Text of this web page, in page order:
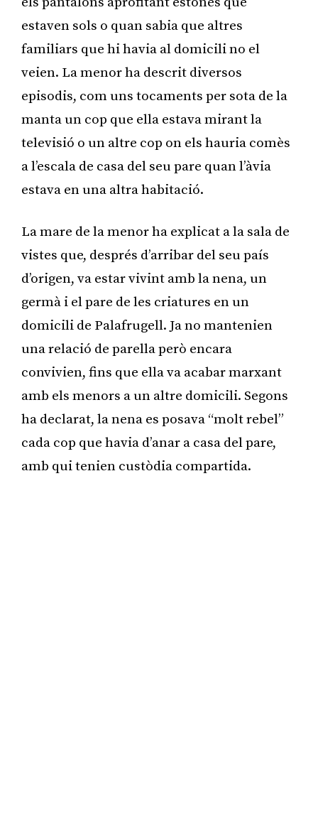
estaven sols o quan sabia que altres
familiars que hi havia al domicili no el
veien. La menor ha descrit diversos
episodis, com uns tocaments per sota de la
manta un cop que ella estava mirant la
televisió o un altre cop on els hauria comès
a l’escala de casa del seu pare quan l’àvia
estava en una altra habitació.
La mare de la menor ha explicat a la sala de
vistes que, després d’arribar del seu país
d’origen, va estar vivint amb la nena, un
germà i el pare de les criatures en un
domicili de Palafrugell. Ja no mantenien
una relació de parella però encara
convivien, fins que ella va acabar marxant
amb els menors a un altre domicili. Segons
ha declarat, la nena es posava “molt rebel”
cada cop que havia d’anar a casa del pare,
amb qui tenien custòdia compartida.